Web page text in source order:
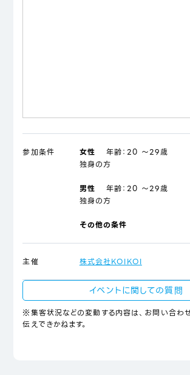
参加条件 女性 年齢： 20 ～29歳
独身の方
男性 年齢： 20 ～29歳
独身の方
その他の条件
主催 株式会社KOIKOI
イベントに関しての質問
※集客状況などの変動する内容は、お問い合わ
伝えできかねます。